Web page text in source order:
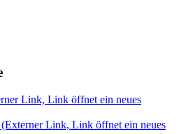
Link, Link öffnet ein neues
(Externer Link, Link öffnet ein neues